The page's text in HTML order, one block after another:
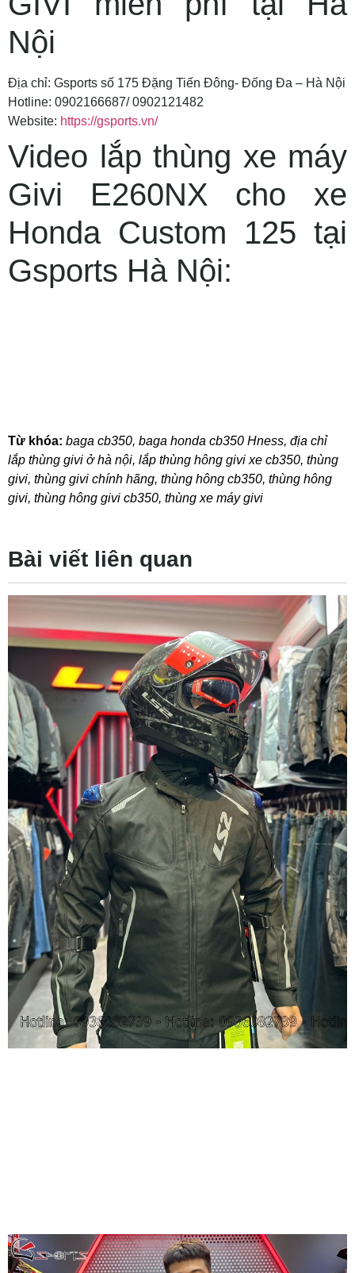
Nội
Địa chỉ: Gsports số 175 Đặng Tiến Đông- Đống Đa – Hà Nội
Hotline: 0902166687/ 0902121482
Website: https://gsports.vn/
Video lắp thùng xe máy
Givi E260NX cho xe
Honda Custom 125 tại
Gsports Hà Nội:
Từ khóa: baga cb350, baga honda cb350 Hness, địa chỉ
lắp thùng givi ở hà nội, lắp thùng hông givi xe cb350, thùng
givi, thùng givi chính hãng, thùng hông cb350, thùng hông
givi, thùng hông givi cb350, thùng xe máy givi
Bài viết liên quan